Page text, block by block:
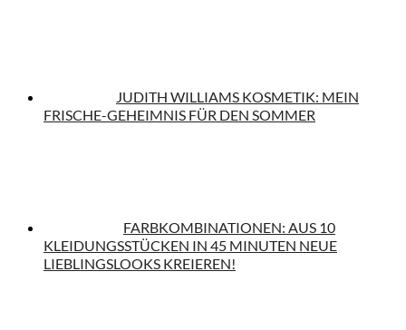
JUDITH WILLIAMS KOSMETIK: MEIN
FRISCHE-GEHEIMNIS FÜR DEN SOMMER
FARBKOMBINATIONEN: AUS 10
KLEIDUNGSSTÜCKEN IN 45 MINUTEN NEUE
LIEBLINGSLOOKS KREIEREN!